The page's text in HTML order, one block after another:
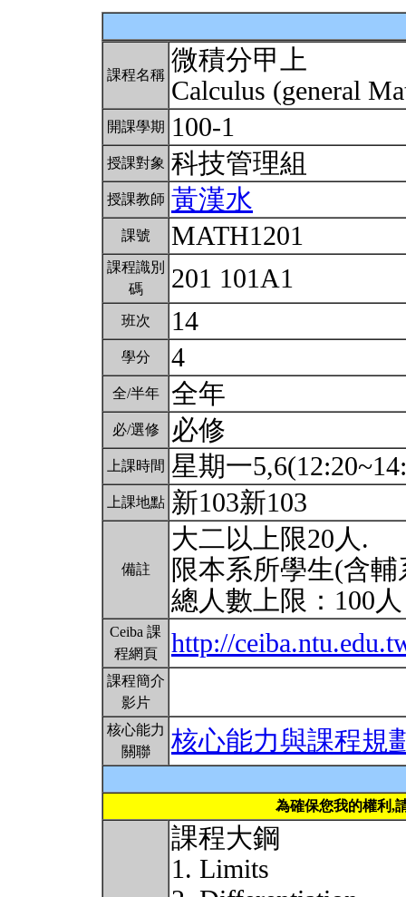
課程名稱 微積分甲上
Calculus (general
開課學期 100-1
授課對象 科技管理組
授課教師 黃漢水
課號 MATH1201
課程識別
碼
201 101A1
班次 14
學分 4
全/半年 全年
必/選修 必修
上課時間 星期一
上課地點 新103新103
備註
大二以上限20人.
限本系所學生(含
總人數上限：100
Ceiba 課
程網頁
http://
課程簡介
影片
核心能力
關聯
核心能力與課程規
為確保您我的權利,
課程大鋼
1. Limits